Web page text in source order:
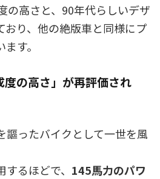
の高さと、90年代らしいデザ
おり、他の絶版車と同様にプ
す。
の高さ」が再評価され
謳ったバイクとして一世を風
るほどで、 145馬力のパワ